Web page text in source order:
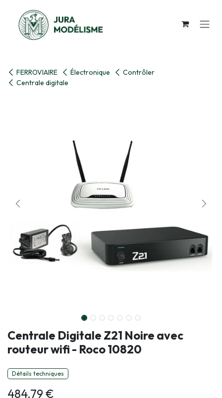
FERROVIAIRE Électronique
Contrôler
Centrale digitale
Centrale Digitale Z21 Noire avec
routeur wifi - Roco 10820
Détails techniques
484,79€